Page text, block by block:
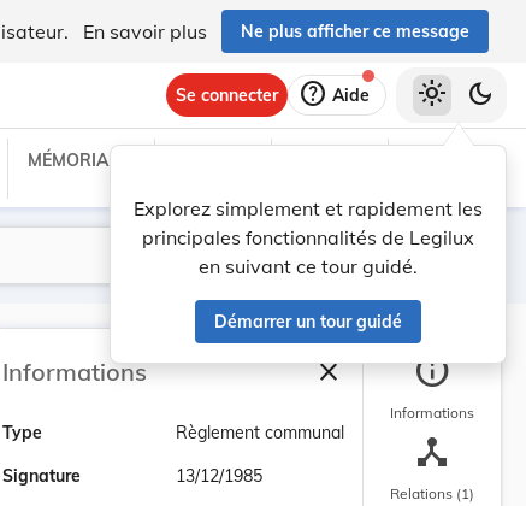
En savoir plus Ne plus afficher ce message
Se connecter help Aide
Explorez simplement et rapidement les
principales fonctionnalités de Legilux
en suivant ce tour guidé.
Démarrer un tour guidé
light_mode dark_mode
MÉMORIAL C
Lancer la recherche
Filtres
Informations closeFermer la barre
Type
Règlement communal
Signature
13/12/1985
info
Informations
device_hub
Relations (1)